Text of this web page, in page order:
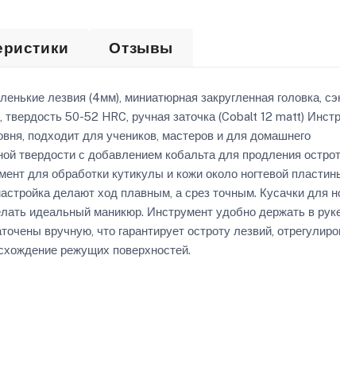
Отзывы
лезвия (4мм), миниатюрная закругленная головка,
твердость 50-52 HRC, ручная заточка (Cobalt 12 matt)
подходит для учеников, мастеров и для домашнего
твердости с добавлением кобальта для продления
для обработки кутикулы и кожи около ногтевой
делают ход плавным, а срез точным. Кусачки для
идеальный маникюр. Инструмент удобно держать в
вручную, что гарантирует остроту лезвий,
режущих поверхностей.